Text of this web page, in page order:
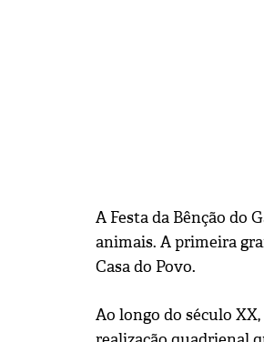
A Festa da Bênção do
animais. A primeira
Casa do Povo.
Ao longo do século XX,